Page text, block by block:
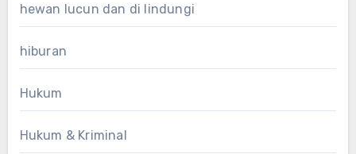
hewan lucun dan di lindungi
hiburan
Hukum
Hukum & Kriminal